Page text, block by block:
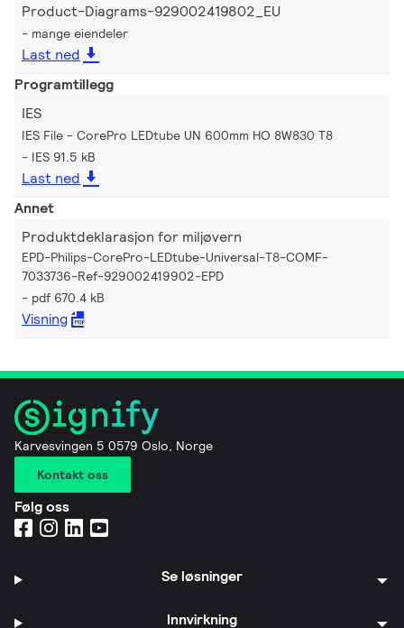
Product-Diagrams-929002419802_EU
mange eiendeler
Last ned
Programtillegg
IES
IES File - CorePro LEDtube UN 600mm HO 8W830 T8
IES 91.5 kB
Last ned
Annet
Produktdeklarasjon for miljøvern
EPD-Philips-CorePro-LEDtube-Universal-T8-COMF-
7033736-Ref-929002419902-EPD
pdf 670.4 kB
Visning
Karvesvingen 5 0579 Oslo, Norge
Kontakt oss
Følg oss
Se løsninger
Innvirkning